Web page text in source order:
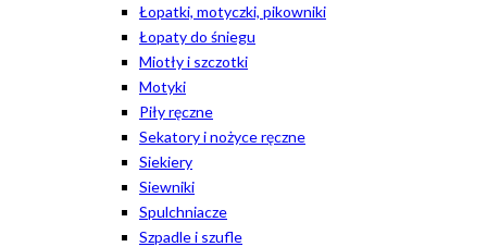
Łopatki, motyczki, pikowniki
Łopaty do śniegu
Miotły i szczotki
Motyki
Piły ręczne
Sekatory i nożyce ręczne
Siekiery
Siewniki
Spulchniacze
Szpadle i szufle